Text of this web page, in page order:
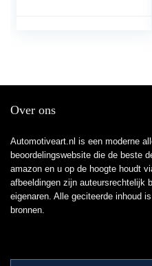
Over ons
Automotiveart.nl is een moderne
beoordelingswebsite die de beste
amazon en u op de hoogte houdt
afbeeldingen zijn auteursrechtelijk
eigenaren. Alle geciteerde inhoud
bronnen.